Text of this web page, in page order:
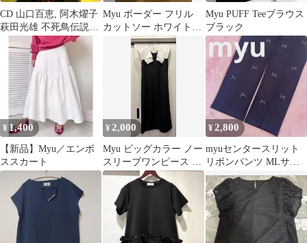
CD 山口百恵, 阿木燿子
萩田光雄 不死鳥伝説
MHCL10075 （株）ソ
ニー・ミュー 未開封
/00110
Myu ボーダー フリル
カットソー ホワイト×
ブラック F
Myu PUFF Teeブラウス
ブラック
¥ 1,400
【新品】Myu／エンボ
ススカート
¥ 2,000
Myu ビッグカラー ノー
スリーブワンピース ブ
ラック
¥2,800
myuセンタースリット
リボンパンツ MLサイ
ズ